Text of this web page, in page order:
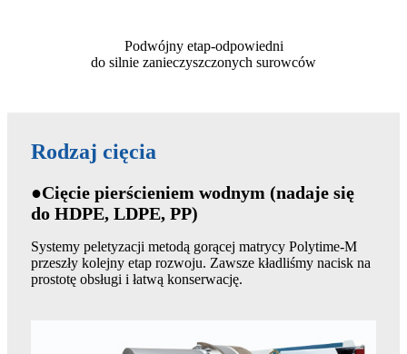
Podwójny etap-odpowiedni
do silnie zanieczyszczonych surowców
Rodzaj cięcia
●Cięcie pierścieniem wodnym (nadaje się
do HDPE, LDPE, PP)
Systemy peletyzacji metodą gorącej matrycy Polytime-M
przeszły kolejny etap rozwoju. Zawsze kładliśmy nacisk na
prostotę obsługi i łatwą konserwację.